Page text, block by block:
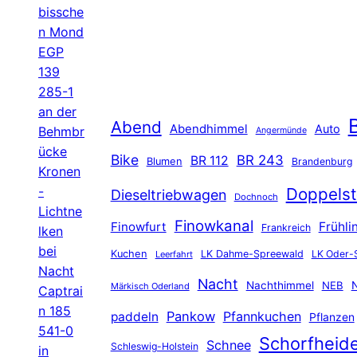
bissche
n Mond
EGP
139
285-1
an der
Behmbr
ücke
Kronen
-
Lichtne
lken
bei
Nacht
Captrai
n 185
541-0
in
Abend Abendhimmel Angermünde Auto
Bike Blumen BR 112 BR 243 Brandenburg
Dieseltriebwagen Dochnoch
Finowfurt Finowkanal Frankreich
Kuchen Leerfahrt LK Dahme-Spreewald LK Oder-
Märkisch Oderland Nacht Nachthimmel NEB
paddeln Pankow Pfannkuchen Pflanzen
Schleswig-Holstein Schnee